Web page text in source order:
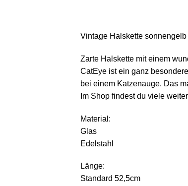
Vintage Halskette
Zarte Halskette mit einem
CatEye ist ein ganz
bei einem Katzenauge. Das
Im Shop findest du viele
Material:
Glas
Edelstahl
Länge:
Standard 52,5cm